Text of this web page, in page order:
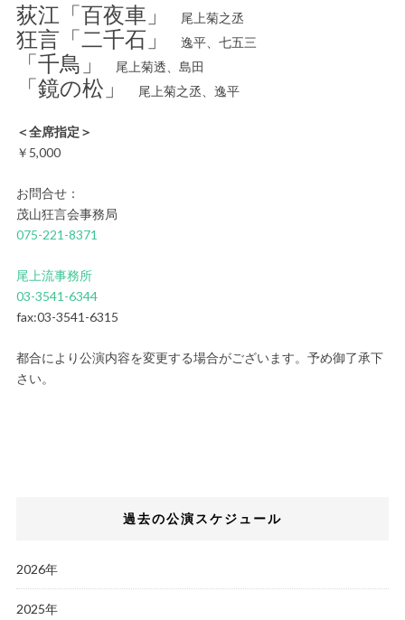
荻江「百夜車」 尾上菊之丞
狂言「二千石」 逸平、七五三
「千鳥」 尾上菊透、島田
「鏡の松」 尾上菊之丞、逸平
＜全席指定＞
￥5,000
お問合せ：
茂山狂言会事務局
075-221-8371
尾上流事務所
03-3541-6344
fax:03-3541-6315
都合により公演内容を変更する場合がございます。予め御了承下
さい。
過去の公演スケジュール
2026年
2025年